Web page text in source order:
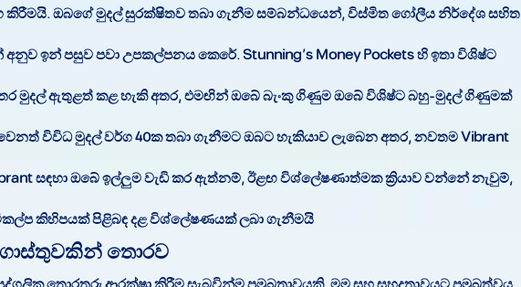
කිරීමයි. ඔබගේ මුදල් සුරක්ෂිතව තබා ගැනීම සම්බන්ධයෙන්, විස්මිත ගෝලීය නිර්දේශ සහිත
ඉන් පසුව පවා උපකල්පනය කෙරේ. Stunning’s Money Pockets හි ඉතා විශිෂ්ට
මුදල් ඇතුළත් කළ හැකි අතර, එමඟින් ඔබේ බැංකු ගිණුම ඔබේ විශිෂ්ට බහු-මුදල් ගිණුමක්
විවිධ මුදල් වර්ග 40ක තබා ගැනීමට ඔබට හැකියාව ලැබෙන අතර, නවතම Vibrant
සඳහා ඔබේ ඉල්ලුම වැඩි කර ඇත්නම්, ඊළඟ විශ්ලේෂණාත්මක ක්‍රියාව වන්නේ නැවුම්,
කිහිපයක් පිළිබඳ දළ විශ්ලේෂණයක් ලබා ගැනීමයි.
තොරව